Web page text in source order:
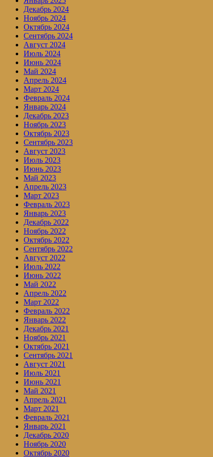
Декабрь 2024
Ноябрь 2024
Октябрь 2024
Сентябрь 2024
Август 2024
Июль 2024
Июнь 2024
Май 2024
Апрель 2024
Март 2024
Февраль 2024
Январь 2024
Декабрь 2023
Ноябрь 2023
Октябрь 2023
Сентябрь 2023
Август 2023
Июль 2023
Июнь 2023
Май 2023
Апрель 2023
Март 2023
Февраль 2023
Январь 2023
Декабрь 2022
Ноябрь 2022
Октябрь 2022
Сентябрь 2022
Август 2022
Июль 2022
Июнь 2022
Май 2022
Апрель 2022
Март 2022
Февраль 2022
Январь 2022
Декабрь 2021
Ноябрь 2021
Октябрь 2021
Сентябрь 2021
Август 2021
Июль 2021
Июнь 2021
Май 2021
Апрель 2021
Март 2021
Февраль 2021
Январь 2021
Декабрь 2020
Ноябрь 2020
Октябрь 2020